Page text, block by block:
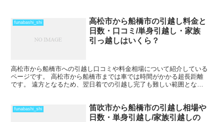
funabashi_shi
高松市から船橋市の引越し料金と
日数・口コミ/単身引越し・家族
引っ越しはいくら？
高松市から船橋市への引越し口コミや料金相場について紹介している
ページです。 高松市から船橋市までは車では時間がかかる超長距離
です。 遠方となるため、翌日着での引越し完了も難しい範囲となり
funabashi_shi
笛吹市から船橋市の引越し相場や
日数・単身引越し/家族引越しの